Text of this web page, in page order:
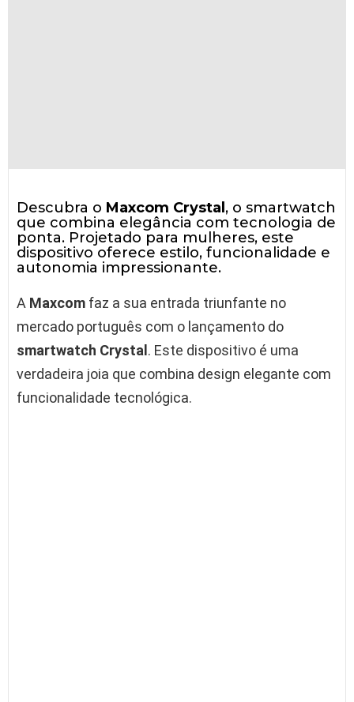
Descubra o Maxcom Crystal , o smartwatch
que combina elegância com tecnologia de
ponta. Projetado para mulheres, este
dispositivo oferece estilo, funcionalidade e
autonomia impressionante.
A Maxcom faz a sua entrada triunfante no
mercado português com o lançamento do
smartwatch Crystal. Este dispositivo é uma
verdadeira joia que combina design elegante com
funcionalidade tecnológica.